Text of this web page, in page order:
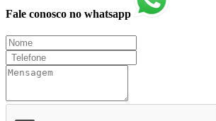
Fale conosco no whatsapp